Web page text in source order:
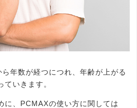
年数が経つにつれ、年齢が上がる
ていきます。
に、PCMAXの使い方に関しては